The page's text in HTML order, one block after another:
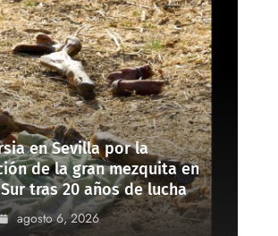
en Sevilla por la
de la gran mezquita en
tras 20 años de lucha
agosto 6, 2026